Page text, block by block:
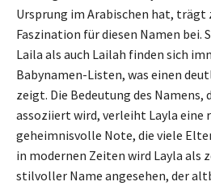
Ursprung im Arabischen hat, trägt
Faszination für diesen Namen bei.
Laila als auch Lailah finden sich
Babynamen-Listen, was einen
zeigt. Die Bedeutung des Namens,
assoziiert wird, verleiht Layla eine
geheimnisvolle Note, die viele
in modernen Zeiten wird Layla als
stilvoller Name angesehen, der